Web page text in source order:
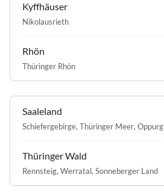
Kyffhäuser
Nikolausrieth
Rhön
Thüringer Rhön
Saaleland
Schiefergebirge, Thüringer Meer, Oppurg
Thüringer Wald
Rennsteig, Werratal, Sonneberger Land